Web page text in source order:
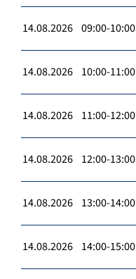
14.08.2026 09:00-10:00
14.08.2026 10:00-11:00
14.08.2026 11:00-12:00
14.08.2026 12:00-13:00
14.08.2026 13:00-14:00
14.08.2026 14:00-15:00